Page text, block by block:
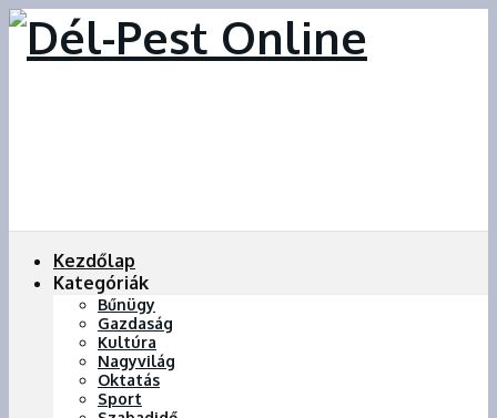
Kezdőlap
Kategóriák
Bűnügy
Gazdaság
Kultúra
Nagyvilág
Oktatás
Sport